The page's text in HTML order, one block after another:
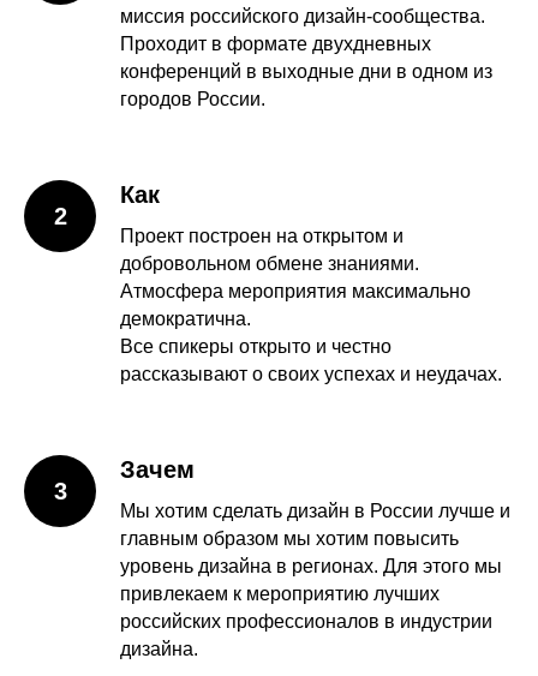
миссия российского дизайн-сообщества.
Проходит в формате двухдневных
конференций в выходные дни в одном из
городов России.
2
Как
Проект построен на открытом и
добровольном обмене знаниями.
Атмосфера мероприятия максимально
демократична.
Все спикеры открыто и честно
рассказывают о своих успехах и неудачах.
3
Зачем
Мы хотим сделать дизайн в России лучше и
главным образом мы хотим повысить
уровень дизайна в регионах. Для этого мы
привлекаем к мероприятию лучших
российских профессионалов в индустрии
дизайна.